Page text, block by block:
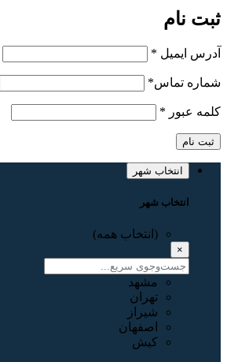
ثبت نام
آدرس ایمیل *
شماره تماس*
کلمه عبور *
ثبت نام
انتخاب شهر
انتخاب شهر
(انتخاب همه)
×
مشهد
تهران
شیراز
اصفهان
کیش